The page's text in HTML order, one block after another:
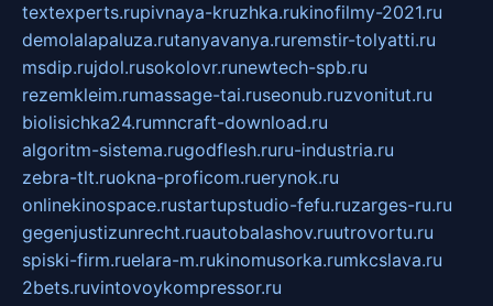
textexperts.rupivnaya-kruzhka.rukinofilmy-2021.ru
demolalapaluza.rutanyavanya.ruremstir-tolyatti.ru
msdip.rujdol.rusokolovr.runewtech-spb.ru
rezemkleim.rumassage-tai.ruseonub.ruzvonitut.ru
biolisichka24.rumncraft-download.ru
algoritm-sistema.rugodflesh.ruru-industria.ru
zebra-tlt.ruokna-proficom.ruerynok.ru
onlinekinospace.rustartupstudio-fefu.ruzarges-ru.ru
gegenjustizunrecht.ruautobalashov.ruutrovortu.ru
spiski-firm.ruelara-m.rukinomusorka.rumkcslava.ru
2bets.ruvintovoykompressor.ru